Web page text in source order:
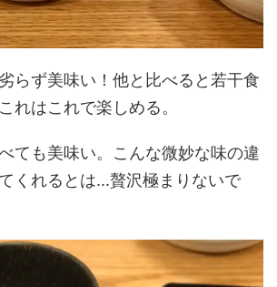
らず美味い！他と比べると若干食
れはこれで楽しめる。
ても美味い。こんな微妙な味の違
くれるとは...贅沢極まりないで